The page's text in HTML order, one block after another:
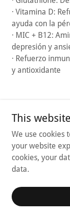
· Vitamina D:
ayuda con la
· MIC + B12:
depresión y
· Refuerzo
y antioxidante
This
We use cookies
your website
cookies, your
data.